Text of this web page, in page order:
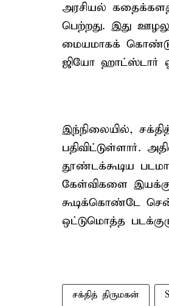
அரசியல்
பெற்றது. இது
மையமாகக் கொண்டு
ஜியோ ஹாட்ஸ்டார்
இந்நிலையில்,
பதிவிட்டுள்ளார்.
தூண்டக்கூடிய
கேள்விகளை
கூடிக்கொண்டே
ஒட்டுமொத்த
சக்தித் திருமகன்